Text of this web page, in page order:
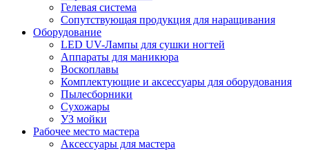
Гелевая система
Сопутствующая продукция для наращивания
Оборудование
LED UV-Лампы для сушки ногтей
Аппараты для маникюра
Воскоплавы
Комплектующие и аксессуары для оборудования
Пылесборники
Сухожары
УЗ мойки
Рабочее место мастера
Аксессуары для мастера